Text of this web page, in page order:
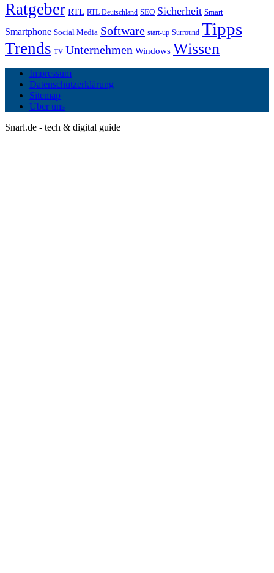
Ratgeber RTL RTL Deutschland SEO Sicherheit Smart
Smartphone Social Media Software start-up Surround Tipps
Trends TV Unternehmen Windows Wissen
Impressum
Datenschutzerklärung
Sitemap
Über uns
Snarl.de - tech & digital guide